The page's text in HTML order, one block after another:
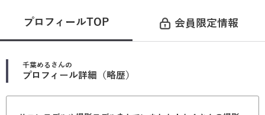
プロフィールTOP 会員限定情報
千葉める さんの
プロフィール詳細（略歴）